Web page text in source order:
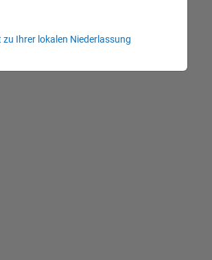
zu Ihrer lokalen Niederlassung